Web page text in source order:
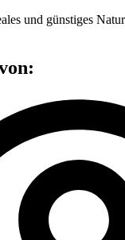
und günstiges